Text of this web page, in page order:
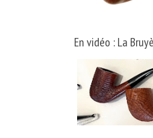
En vidéo : La